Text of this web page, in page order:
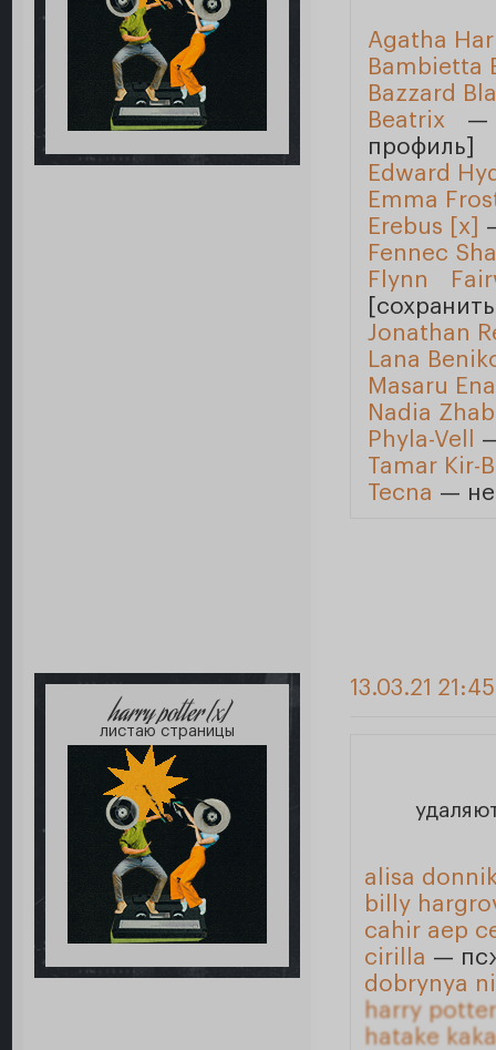
Agatha
Bambietta
Bazzard
Beatrix —
профиль]
Edward
Emma
Erebus [x]
Fennec
Flynn
Jonathan
Lana
Masaru
Nadia
Phyla-Vell
Tamar Kir-
Tecna —
harry potter [x]
листаю страницы
13.03.21
alisa
billy
cahir aep
cirilla —
dobrynya
harry potter
hatake